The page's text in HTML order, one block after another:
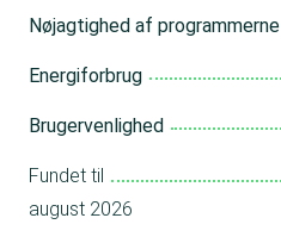
Nøjagtighed af programmerne
Energiforbrug
Brugervenlighed
Fundet til
august 2026